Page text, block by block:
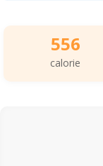
556
calorie